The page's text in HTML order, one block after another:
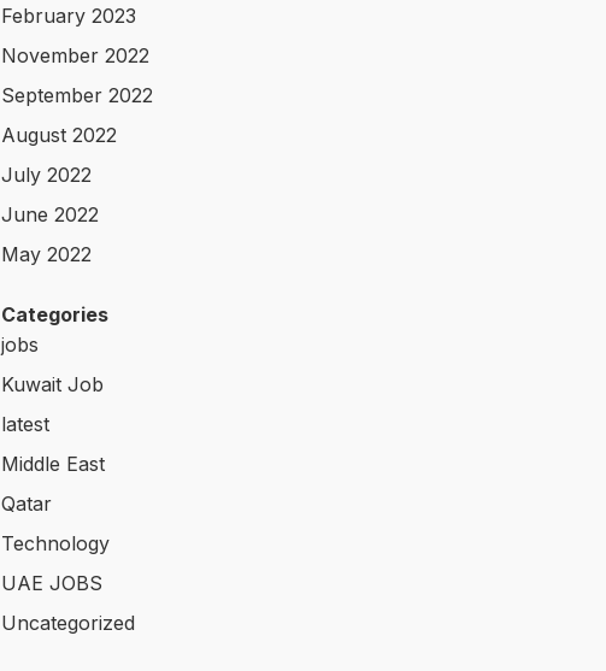
February 2023
November 2022
September 2022
August 2022
July 2022
June 2022
May 2022
Categories
jobs
Kuwait Job
latest
Middle East
Qatar
Technology
UAE JOBS
Uncategorized